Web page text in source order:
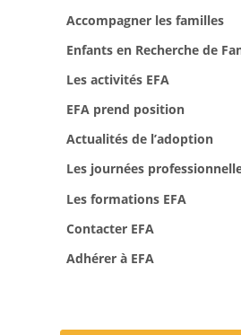
Accompagner les familles
Enfants en Recherche de
Les activités EFA
EFA prend position
Actualités de l’adoption
Les journées
Les formations EFA
Contacter EFA
Adhérer à EFA